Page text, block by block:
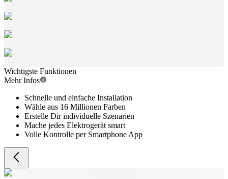
Wichtigste Funktionen
Mehr Infos
Schnelle und einfache Installation
Wähle aus 16 Millionen Farben
Erstelle Dir individuelle Szenarien
Mache jedes Elektrogerät smart
Volle Kontrolle per Smartphone App